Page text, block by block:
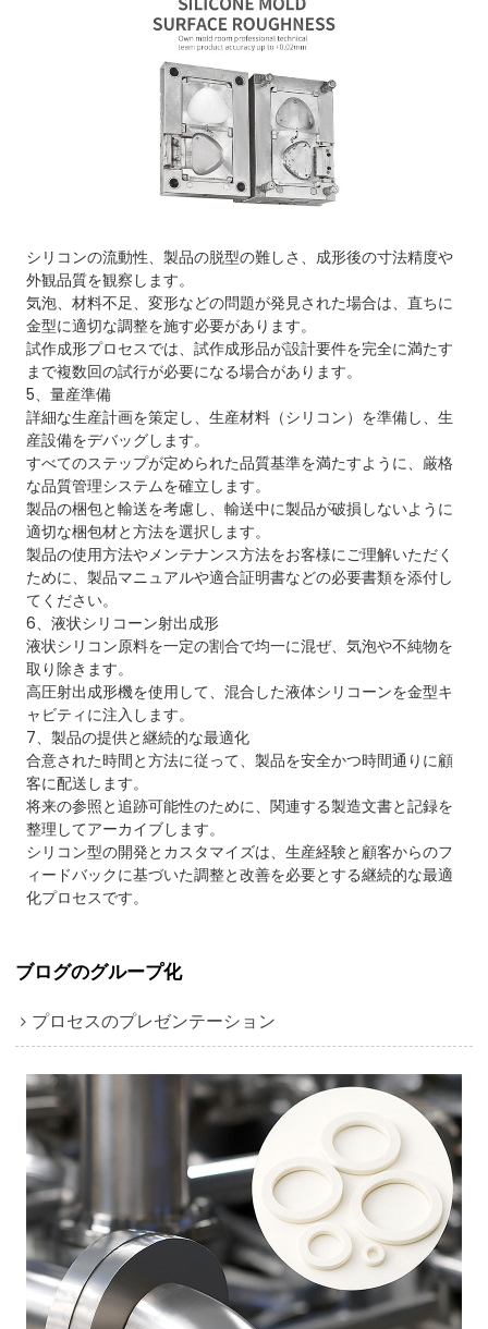
シリコンの流動性、製品の脱型の難しさ、成形後の寸法精度や
外観品質を観察します。
気泡、材料不足、変形などの問題が発見された場合は、直ちに
金型に適切な調整を施す必要があります。
試作成形プロセスでは、試作成形品が設計要件を完全に満たす
まで複数回の試行が必要になる場合があります。
5、量産準備
詳細な生産計画を策定し、生産材料（シリコン）を準備し、生
産設備をデバッグします。
すべてのステップが定められた品質基準を満たすように、厳格
な品質管理システムを確立します。
製品の梱包と輸送を考慮し、輸送中に製品が破損しないように
適切な梱包材と方法を選択します。
製品の使用方法やメンテナンス方法をお客様にご理解いただく
ために、製品マニュアルや適合証明書などの必要書類を添付し
てください。
6、液状シリコーン射出成形
液状シリコン原料を一定の割合で均一に混ぜ、気泡や不純物を
取り除きます。
高圧射出成形機を使用して、混合した液体シリコーンを金型キ
ャビティに注入します。
7、製品の提供と継続的な最適化
合意された時間と方法に従って、製品を安全かつ時間通りに顧
客に配送します。
将来の参照と追跡可能性のために、関連する製造文書と記録を
整理してアーカイブします。
シリコン型の開発とカスタマイズは、生産経験と顧客からのフ
ィードバックに基づいた調整と改善を必要とする継続的な最適
化プロセスです。
ブログのグループ化
プロセスのプレゼンテーション